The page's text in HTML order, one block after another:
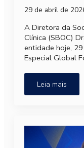
29 de abril de
A Diretora da
Clínica (SBOC)
entidade hoje,
Especial Global
Leia mais